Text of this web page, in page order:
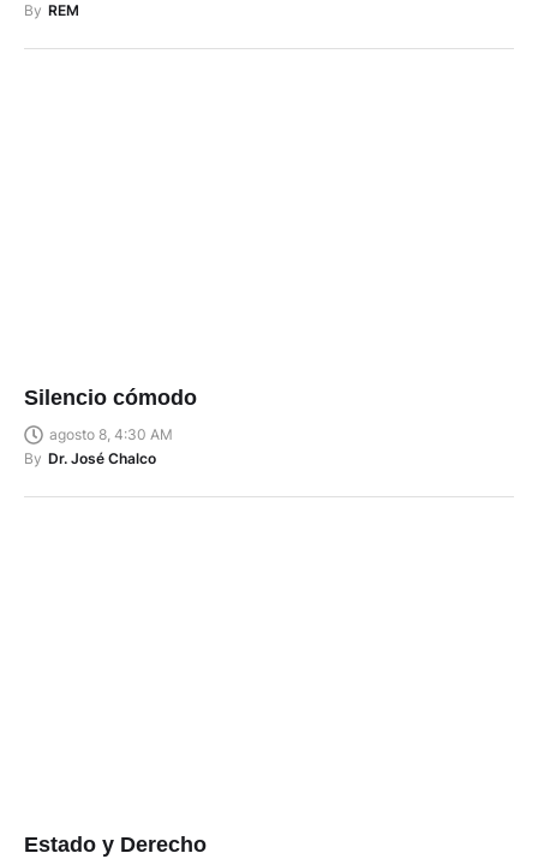
By REM
Silencio cómodo
agosto 8, 4:30 AM
By Dr. José Chalco
Estado y Derecho